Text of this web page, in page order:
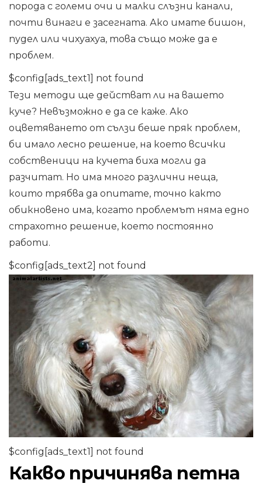
порода с големи очи и малки слъзни канали,
почти винаги е засегната. Ако имате бишон,
пудел или чихуахуа, това също може да е
проблем.
$config[ads_text1] not found
Тези методи ще действат ли на вашето
куче? Невъзможно е да се каже. Ако
оцветяването от сълзи беше пряк проблем,
би имало лесно решение, на което всички
собственици на кучета биха могли да
разчитат. Но има много различни неща,
които трябва да опитате, точно както
обикновено има, когато проблемът няма едно
страхотно решение, което постоянно
работи.
$config[ads_text2] not found
$config[ads_text1] not found
Какво причинява петна